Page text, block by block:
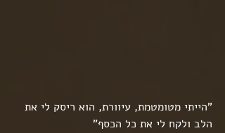
"הייתי מטומטמת, עיוורת, הוא ריסק לי את
הלב ולקח לי את כל הכסף"